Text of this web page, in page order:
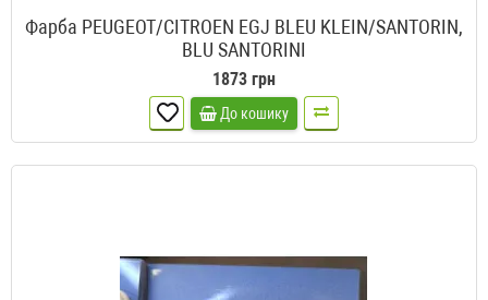
Фарба PEUGEOT/CITROEN EGJ BLEU KLEIN/SANTORIN,
BLU SANTORINI
1873 грн
До кошику